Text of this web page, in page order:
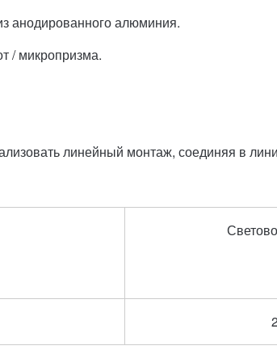
анодированного алюминия.
/ микропризма.
линейный монтаж, соединяя в